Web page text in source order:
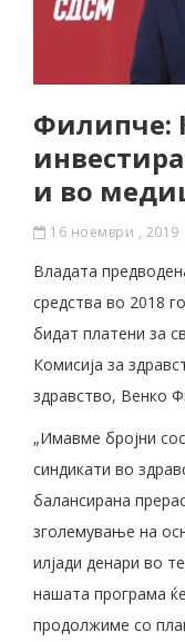
Филипче:
и во
16 ноември , 2019
Владата
средства во 2018
бидат платени за
Комисија за
здравство, Венко
„Имавме бројни
синдикати во
балансирана
зголемување на
илјади денари во
нашата програма
продолжиме со